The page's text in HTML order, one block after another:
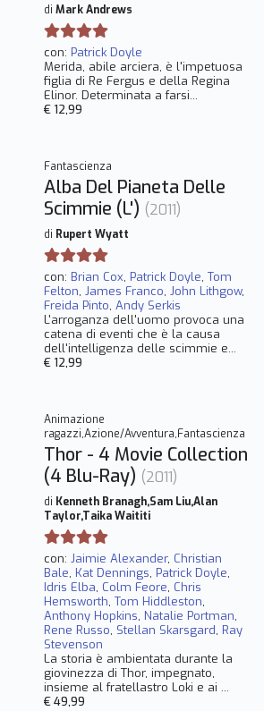
di Mark Andrews
con: Patrick Doyle
Merida, abile arciera, è l'impetuosa
figlia di Re Fergus e della Regina
Elinor. Determinata a farsi...
€ 12,99
Fantascienza
Alba Del Pianeta Delle
Scimmie (L') (2011)
di Rupert Wyatt
con: Brian Cox, Patrick Doyle, Tom
Felton, James Franco, John Lithgow,
Freida Pinto, Andy Serkis
L'arroganza dell'uomo provoca una
catena di eventi che è la causa
dell'intelligenza delle scimmie e...
€ 12,99
Animazione
ragazzi,Azione/Avventura,Fantascienza
Thor - 4 Movie Collection
(4 Blu-Ray) (2011)
di Kenneth Branagh,Sam Liu,Alan
Taylor,Taika Waititi
con: Jaimie Alexander, Christian
Bale, Kat Dennings, Patrick Doyle,
Idris Elba, Colm Feore, Chris
Hemsworth, Tom Hiddleston,
Anthony Hopkins, Natalie Portman,
Rene Russo, Stellan Skarsgard, Ray
Stevenson
La storia è ambientata durante la
giovinezza di Thor, impegnato,
insieme al fratellastro Loki e ai ...
€ 49,99